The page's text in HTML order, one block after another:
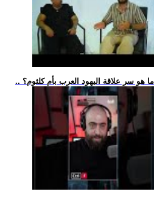
.. ما هو سر علاقة اليهود العرب بأم كلثوم؟